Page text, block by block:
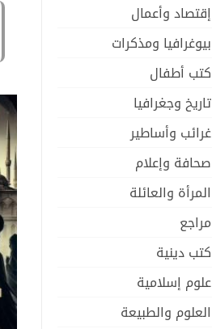
إقتصاد وأعمال
بيوغرافيا ومذكرات
كتب أطفال
تاريخ وجغرافيا
غرائب وأساطير
صحافة وإعلام
المرأة والعائلة
مراجع
كتب دينية
علوم إسلامية
العلوم والطبيعة